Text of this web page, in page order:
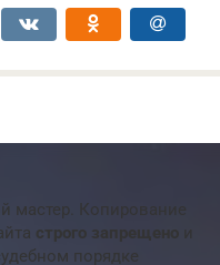
мастер. Копирование
строго запрещено и
порядке